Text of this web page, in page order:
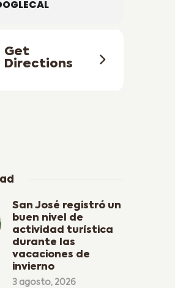
Get
Directions
San José registró un
buen nivel de
actividad turística
durante las
vacaciones de
invierno
3 agosto, 2026